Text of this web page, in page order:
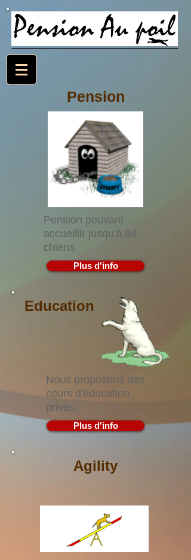
Pension
Pension pouvant
accueillir jusqu'à 84
chiens.
Plus d'info
Education
Nous proposons des
cours d'éducation
privés.
Plus d'info
Agility